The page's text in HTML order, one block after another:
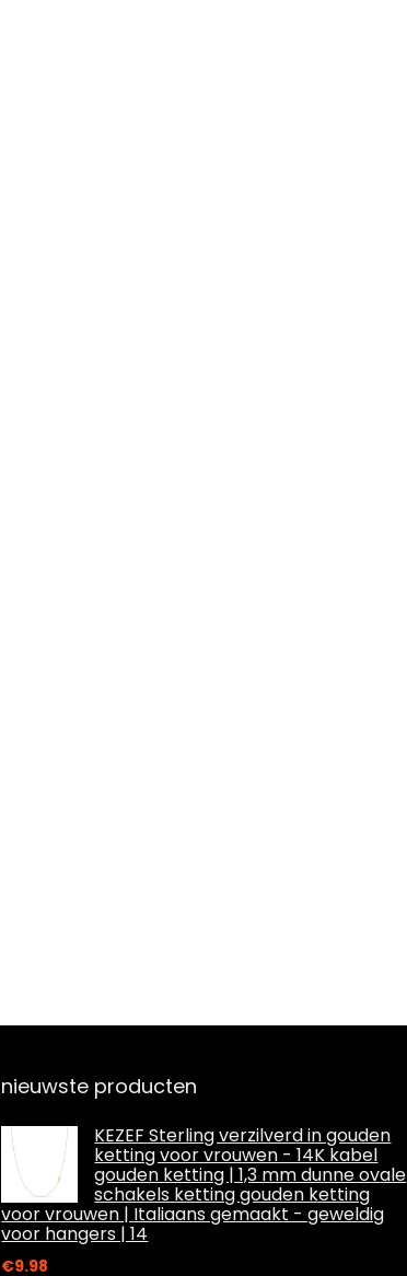
nieuwste producten
KEZEF Sterling verzilverd in gouden
ketting voor vrouwen - 14K kabel
gouden ketting | 1,3 mm dunne ovale
schakels ketting gouden ketting
voor vrouwen | Italiaans gemaakt - geweldig
voor hangers | 14
€9.98